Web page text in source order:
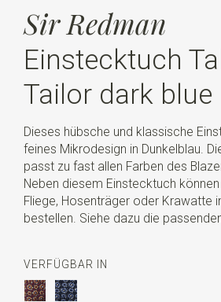
Sir Redman
Einstecktuch
Tailor dark blue
Dieses hübsche und klassische
feines Mikrodesign in Dunkelblau.
passt zu fast allen Farben des
Neben diesem Einstecktuch
Fliege, Hosenträger oder Krawatte
bestellen. Siehe dazu die
VERFÜGBAR IN